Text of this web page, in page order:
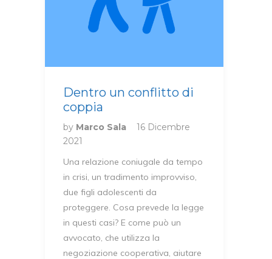
Dentro un conflitto di
coppia
by Marco Sala
16 Dicembre
2021
Una relazione coniugale da tempo
in crisi, un tradimento improvviso,
due figli adolescenti da
proteggere. Cosa prevede la legge
in questi casi? E come può un
avvocato, che utilizza la
negoziazione cooperativa, aiutare